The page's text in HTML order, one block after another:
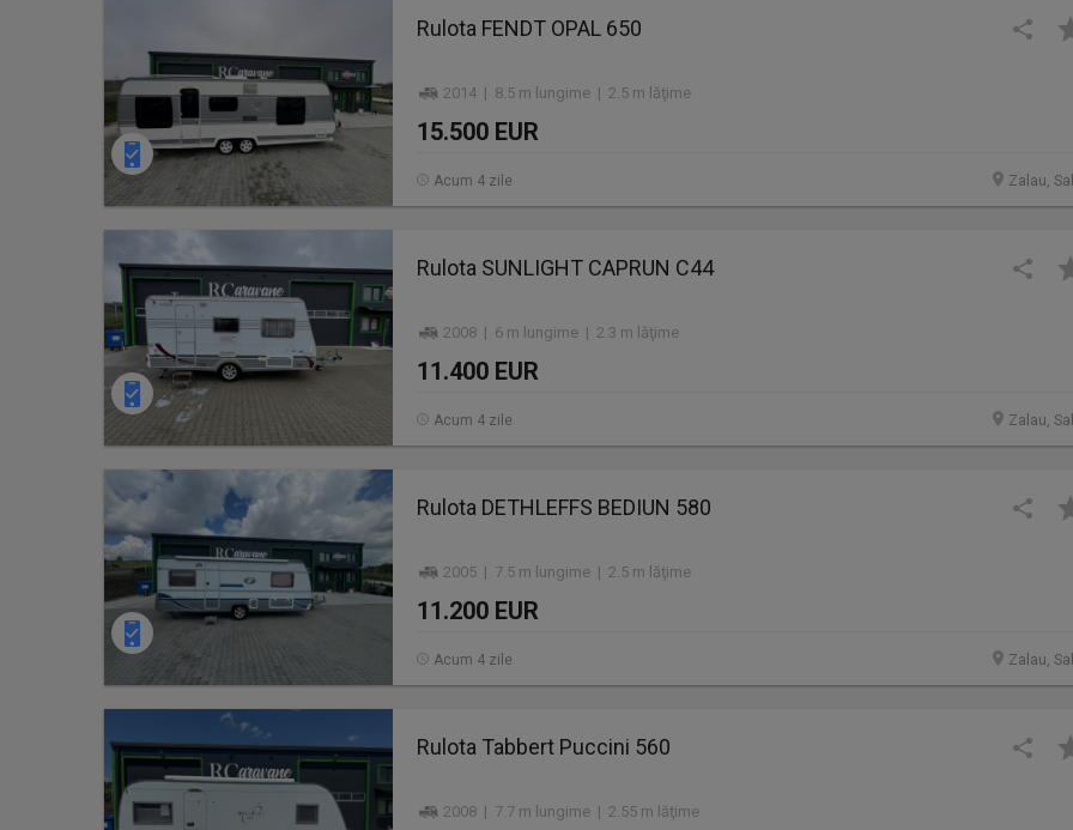
Rulota FENDT OPAL 650
2014 | 8.5 m lungime | 2.5 m lăţime
15.500 EUR
Zalau,
Acum 4 zile
Rulota SUNLIGHT CAPRUN C44
2008 | 6 m lungime | 2.3 m lăţime
11.400 EUR
Zalau,
Acum 4 zile
Rulota DETHLEFFS BEDIUN 580
2005 | 7.5 m lungime | 2.5 m lăţime
11.200 EUR
Zalau,
Acum 4 zile
Rulota Tabbert Puccini 560
2008 | 7.7 m lungime | 2.55 m lăţime